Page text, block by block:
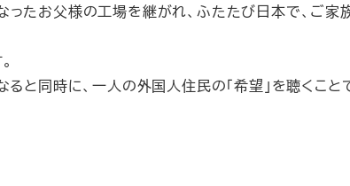
たお父様の工場を継がれ、ふたたび日本で、ご家
と同時に、一人の外国人住民の「希望」を聴くこ